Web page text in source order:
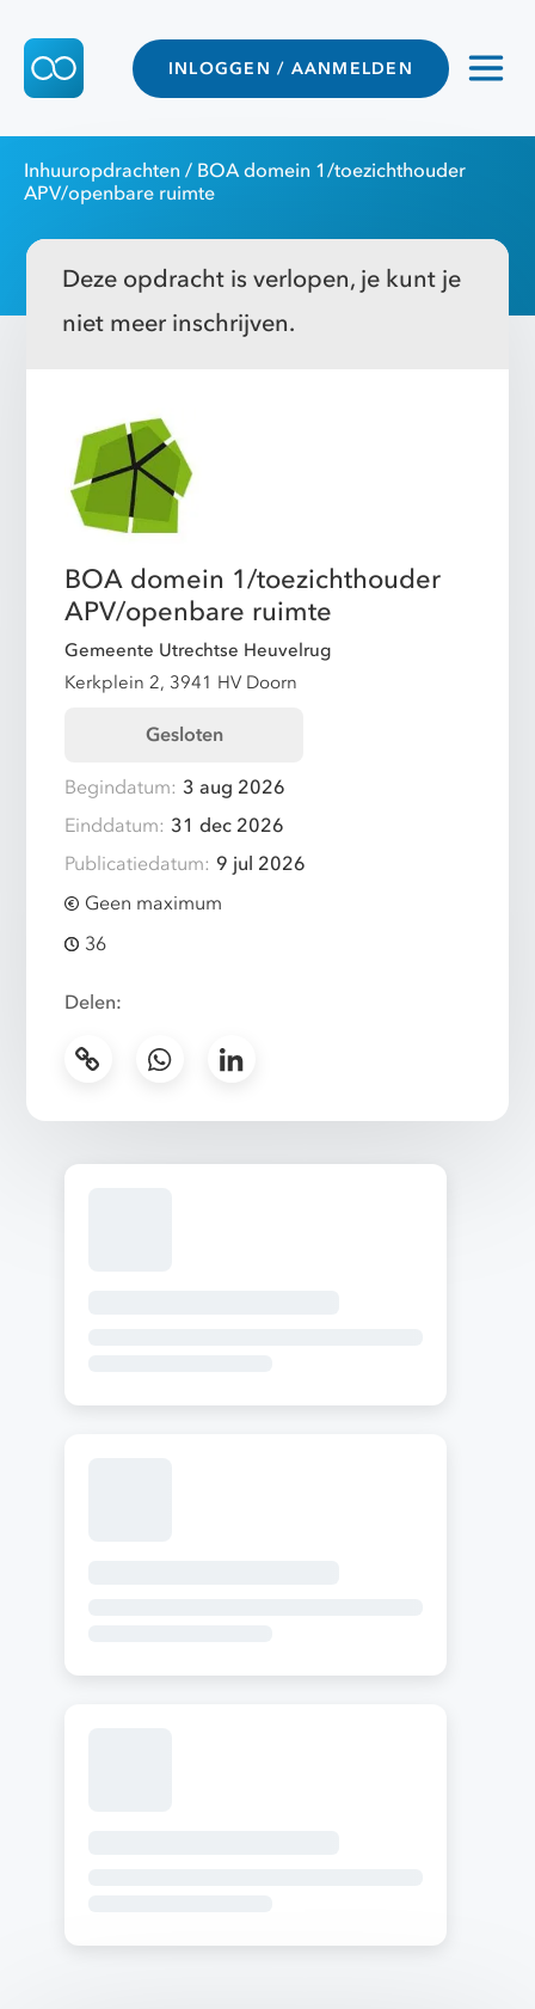
INLOGGEN / AANMELDEN
Inhuuropdrachten / BOA domein 1/toezichthouder
APV/openbare ruimte
Deze opdracht is verlopen, je kunt je
niet meer inschrijven.
BOA domein 1/toezichthouder
APV/openbare ruimte
Gemeente Utrechtse Heuvelrug
Kerkplein 2, 3941 HV Doorn
Gesloten
Begindatum: 3 aug 2026
Einddatum: 31 dec 2026
Publicatiedatum: 9 jul 2026
Geen maximum
36
Delen: